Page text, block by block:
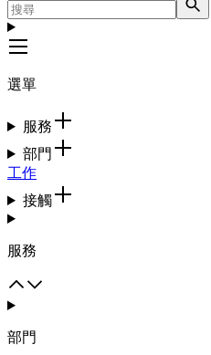
選單
服務
部門
工作
接觸
服務
部門